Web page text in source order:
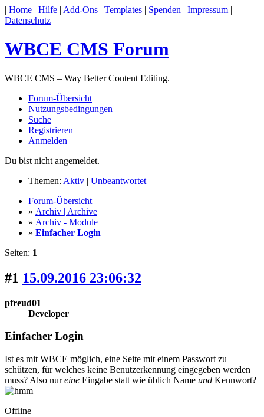
| Home | Hilfe | Add-Ons | Templates | Spenden | Impressum |
Datenschutz |
WBCE CMS Forum
WBCE CMS – Way Better Content Editing.
Forum-Übersicht
Nutzungsbedingungen
Suche
Registrieren
Anmelden
Du bist nicht angemeldet.
Themen: Aktiv | Unbeantwortet
Forum-Übersicht
» Archiv | Archive
» Archiv - Module
» Einfacher Login
Seiten: 1
#1 15.09.2016 23:06:32
pfreud01
Developer
Einfacher Login
Ist es mit WBCE möglich, eine Seite mit einem Passwort zu
schützen, für welches keine Benutzerkennung eingegeben werden
muss? Also nureine Eingabe statt wie üblich Name und Kennwort?
Offline